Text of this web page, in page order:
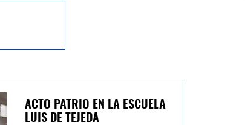
ACTO PATRIO EN LA ESCUELA
LUIS DE TEJEDA